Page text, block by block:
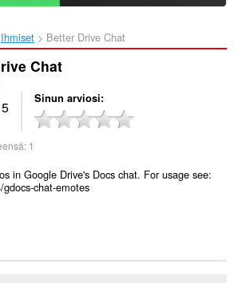
Ihmiset Better Drive Chat‎
Chat
Sinun arviosi
1
in Google Drive's Docs chat. For usage see:
chat-emotes